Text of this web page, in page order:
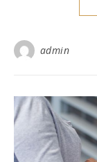
admin